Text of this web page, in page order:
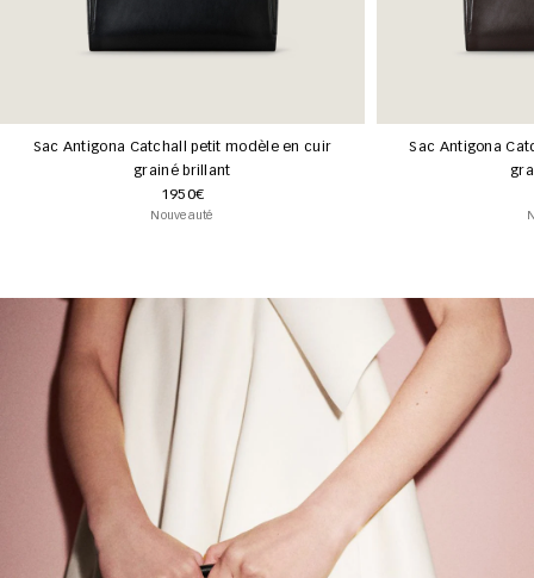
Sac Antigona Catchall petit modèle en cuir
grainé brillant
1950€
Nouveauté
Sac Antigona